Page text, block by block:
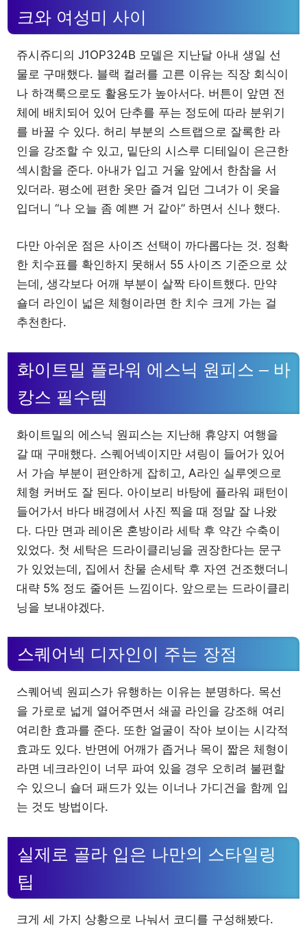
크와 여성미 사이
쥬시쥬디의 J1OP324B 모델은 지난달 아내 생일 선
물로 구매했다. 블랙 컬러를 고른 이유는 직장 회식이
나 하객룩으로도 활용도가 높아서다. 버튼이 앞면 전
체에 배치되어 있어 단추를 푸는 정도에 따라 분위기
를 바꿀 수 있다. 허리 부분의 스트랩으로 잘록한 라
인을 강조할 수 있고, 밑단의 시스루 디테일이 은근한
섹시함을 준다. 아내가 입고 거울 앞에서 한참을 서
있더라. 평소에 편한 옷만 즐겨 입던 그녀가 이 옷을
입더니 “나 오늘 좀 예쁜 거 같아” 하면서 신나 했다.
다만 아쉬운 점은 사이즈 선택이 까다롭다는 것. 정확
한 치수표를 확인하지 못해서 55 사이즈 기준으로 샀
는데, 생각보다 어깨 부분이 살짝 타이트했다. 만약
숄더 라인이 넓은 체형이라면 한 치수 크게 가는 걸
추천한다.
화이트밀 플라워 에스닉 원피스 – 바
캉스 필수템
화이트밀의 에스닉 원피스는 지난해 휴양지 여행을
갈 때 구매했다. 스퀘어넥이지만 셔링이 들어가 있어
서 가슴 부분이 편안하게 잡히고, A라인 실루엣으로
체형 커버도 잘 된다. 아이보리 바탕에 플라워 패턴이
들어가서 바다 배경에서 사진 찍을 때 정말 잘 나왔
다. 다만 면과 레이온 혼방이라 세탁 후 약간 수축이
있었다. 첫 세탁은 드라이클리닝을 권장한다는 문구
가 있었는데, 집에서 찬물 손세탁 후 자연 건조했더니
대략 5% 정도 줄어든 느낌이다. 앞으로는 드라이클리
닝을 보내야겠다.
스퀘어넥 디자인이 주는 장점
스퀘어넥 원피스가 유행하는 이유는 분명하다. 목선
을 가로로 넓게 열어주면서 쇄골 라인을 강조해 여리
여리한 효과를 준다. 또한 얼굴이 작아 보이는 시각적
효과도 있다. 반면에 어깨가 좁거나 목이 짧은 체형이
라면 네크라인이 너무 파여 있을 경우 오히려 불편할
수 있으니 숄더 패드가 있는 이너나 가디건을 함께 입
는 것도 방법이다.
실제로 골라 입은 나만의 스타일링
팁
크게 세 가지 상황으로 나눠서 코디를 구성해봤다.